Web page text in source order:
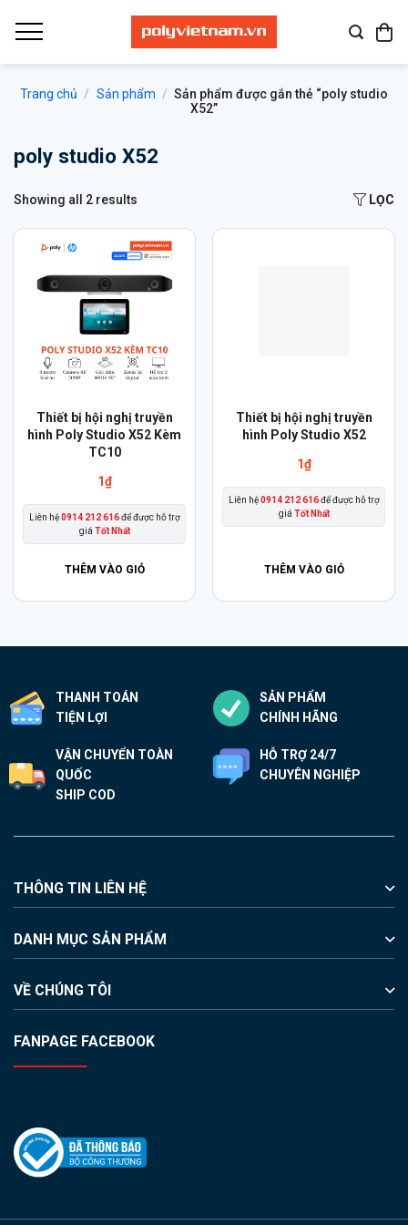
qua
Trang chủ / Sản phẩm / Sản phẩm được gắn thẻ “poly studio
X52”
poly studio X52
Showing all 2 results LỌC
Thiết bị hội nghị truyền
hình Poly Studio X52 Kèm
TC10
1₫
Liên hệ0914 212 616để được hỗ trợ
giá Tốt Nhất
THÊM VÀO GIỎ
Thiết bị hội nghị truyền
hình Poly Studio X52
1₫
Liên hệ0914 212 616để được hỗ trợ
giá Tốt Nhất
THÊM VÀO GIỎ
THANH TOÁN
TIỆN LỢI
SẢN PHẨM
CHÍNH HÃNG
VẬN CHUYỂN TOÀN
QUỐC
SHIP COD
HỖ TRỢ 24/7
CHUYÊN NGHIỆP
THÔNG TIN LIÊN HỆ
DANH MỤC SẢN PHẨM
VỀ CHÚNG TÔI
FANPAGE FACEBOOK